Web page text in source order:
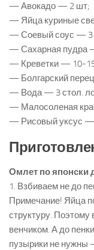
— Авокадо — 2 шт;
— Яйца куриные
— Соевый соус — 3
— Сахарная пудра
— Креветки — 10-
— Болгарский
— Вода — 3 стол.
— Малосоленая
— Рисовый уксус —
Омлет по японски
1. Взбиваем не до
Примечание! Яйца
структуру. Поэтому
венчиком. А до
пузырики не